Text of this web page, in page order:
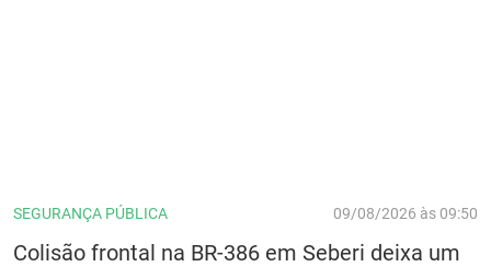
SEGURANÇA PÚBLICA 09/08/2026 às 09:50
Colisão frontal na BR-386 em Seberi deixa um